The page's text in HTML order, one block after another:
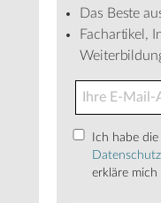
Das Beste
Fachartikel,
Ich habe die
erkläre mich